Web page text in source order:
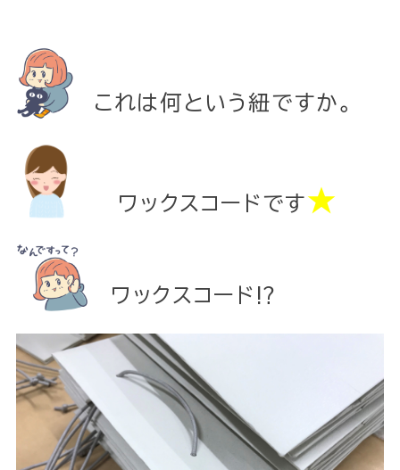
これは何という紐ですか。
ワックスコードです★
ワックスコード⁉